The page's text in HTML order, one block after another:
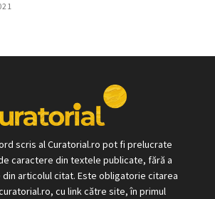
scris al Curatorial.ro pot fi prelucrate
caractere din textele publicate, fără a
din articolul citat. Este obligatorie citarea
cu link către site, în primul